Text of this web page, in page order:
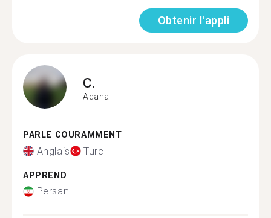
Obtenir l'appli
C.
Adana
PARLE COURAMMENT
Anglais Turc
APPREND
Persan